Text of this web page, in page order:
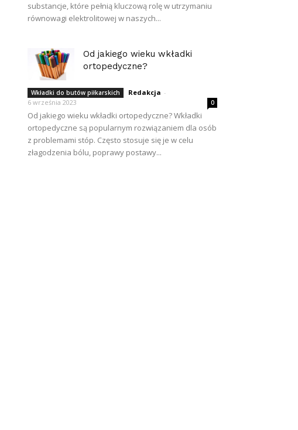
substancje, które pełnią kluczową rolę w utrzymaniu
równowagi elektrolitowej w naszych...
Od jakiego wieku wkładki
ortopedyczne?
Wkładki do butów piłkarskich Redakcja -
6 września 2023
0
Od jakiego wieku wkładki ortopedyczne? Wkładki
ortopedyczne są popularnym rozwiązaniem dla osób
z problemami stóp. Często stosuje się je w celu
złagodzenia bólu, poprawy postawy...